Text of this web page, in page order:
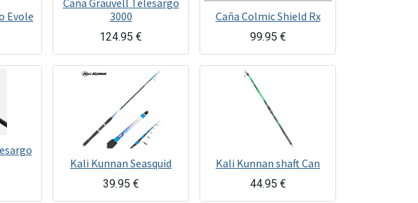
Evole
Caña Grauvell Telesargo
3000
124.95 €
Caña Colmic Shield Rx
99.95 €
Kali Kunnan Seasquid
39.95 €
Kali Kunnan shaft Can
44.95 €